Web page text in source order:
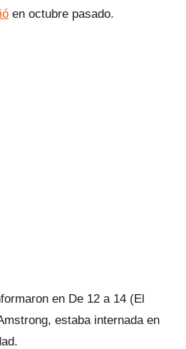
en octubre pasado.
en De 12 a 14 (El
estaba internada en